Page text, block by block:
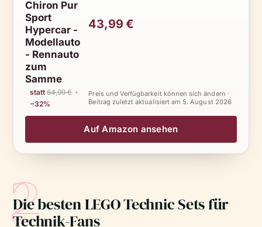
Chiron Pur
Sport
Hypercar -
Modellauto
- Rennauto
zum
Samme
43,99 €
statt64,99 € ·
−32%
Preis und Verfügbarkeit können sich ändern ·
Beitrag zuletzt aktualisiert am 5. August 2026
Auf Amazon ansehen
2
Die besten LEGO Technic Sets für
Technik-Fans